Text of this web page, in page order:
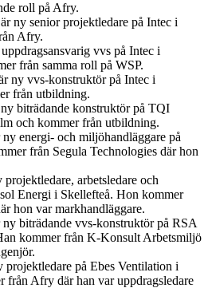
roll på Afry.
är ny senior projektledare på Intec i
Afry.
vvs på Intec i
från samma roll på WSP.
ny vvs-konstruktör på Intec i
från utbildning.
biträdande konstruktör på TQI
och kommer från utbildning.
ny energi- och miljöhandläggare på
från Segula Technologies där hon
projektledare, arbetsledare och
Energi i Skellefteå. Hon kommer
hon var markhandläggare.
ny biträdande vvs-konstruktör på RSA
kommer från K-Konsult Arbetsmiljö
projektledare på Ebes Ventilation i
från Afry där han var uppdragsledare